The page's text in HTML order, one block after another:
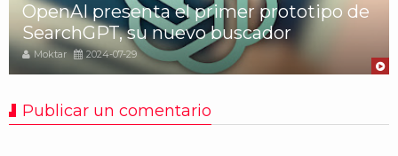
OpenAI presenta el primer prototipo de
SearchGPT, su nuevo buscador
Moktar 2024-07-29
Publicar un comentario